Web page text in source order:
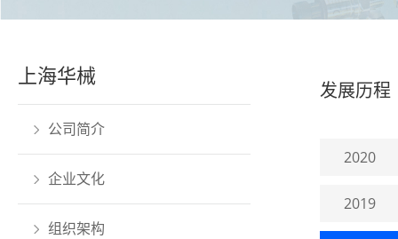
上海华械
公司简介
企业文化
组织架构
发展历程
2020
2019